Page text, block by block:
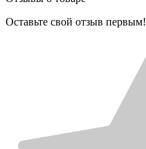
Оставьте свой отзыв первым!